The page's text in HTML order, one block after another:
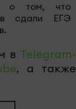
о том, что
сдали ЕГЭ
в Telegram-
, а также